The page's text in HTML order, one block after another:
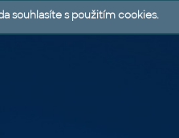
souhlasíte s použitím cookies.